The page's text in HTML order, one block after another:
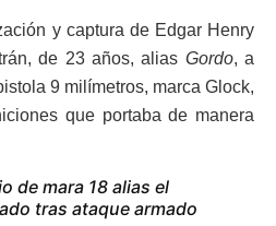
y captura de Edgar Henry
de 23 años, alias Gordo, a
9 milímetros, marca Glock,
que portaba de manera
de mara 18 alias el
tras ataque armado